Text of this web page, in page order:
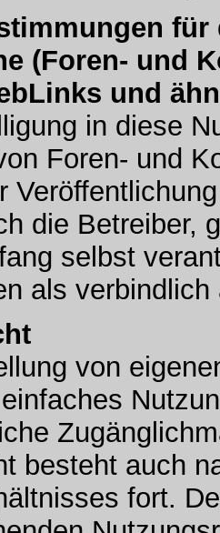
(Foren- und
und
in diese
Foren- und
die Betreiber,
selbst
als verbindlich
von
besteht auch
fort.